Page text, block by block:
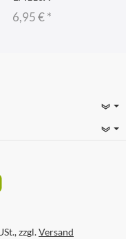
6,95 €*
zzgl.Versand